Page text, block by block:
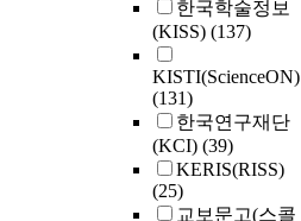
한국학술정보
(KISS) (137)
KISTI(ScienceON)
(131)
한국연구재단
(KCI) (39)
KERIS(RISS)
(25)
교보문고(스콜